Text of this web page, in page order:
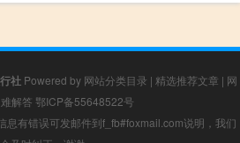
社 Powered by 网站分类目录 | 精选推荐文章 | 网
解答 鄂ICP备55648522号
息有错误可发邮件到f_fb#foxmail.com说明，我们